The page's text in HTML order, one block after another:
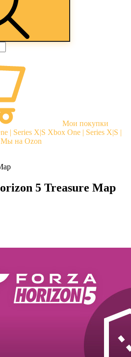
Мои покупки
| Series X|S Xbox One | Series X|S |
Мы на Ozon
5 Treasure Map